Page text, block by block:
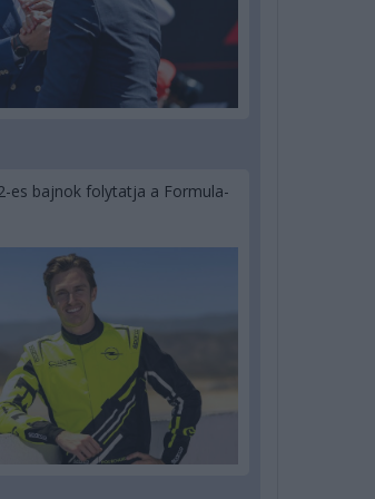
es bajnok folytatja a Formula-